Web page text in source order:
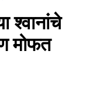
श्वानांचे
मोफत